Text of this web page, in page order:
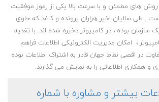
روش های مطمئن و با سرعت بالا یکی از رموز موفقیت
. طی سالیان اخیر هزاران پرونده و کاغذ که حاوی
سازمان بوده ، در کامپیوتر ذخیره شده اند. با تغذیه
، امکان مدیریت الکترونیکی اطلاعات فراهم
در اقصی نقاط جهان قادر به اشتراک اطلاعات بوده
و همکاری اطلاعاتی را به نمایش می گذارند.
بیشتر و مشاوره با شماره